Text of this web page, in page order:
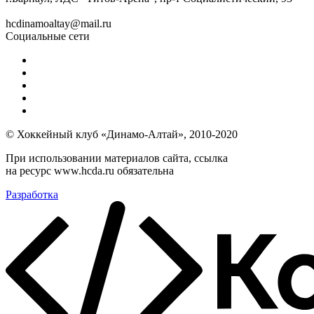
hcdinamoaltay@mail.ru
Социальные сети
© Хоккейный клуб «Динамо-Алтай», 2010-2020
При использовании материалов сайта, ссылка
на ресурс www.hcda.ru обязательна
Разработка